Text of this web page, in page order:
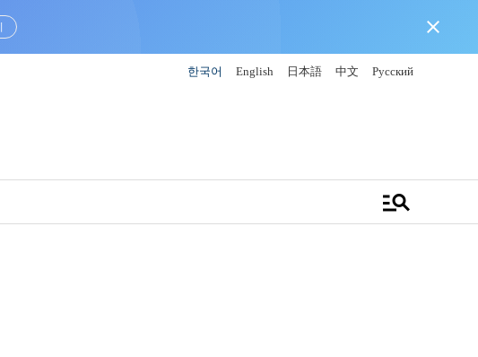
close
한국어 English 日本語 中文 Русский
manage_search